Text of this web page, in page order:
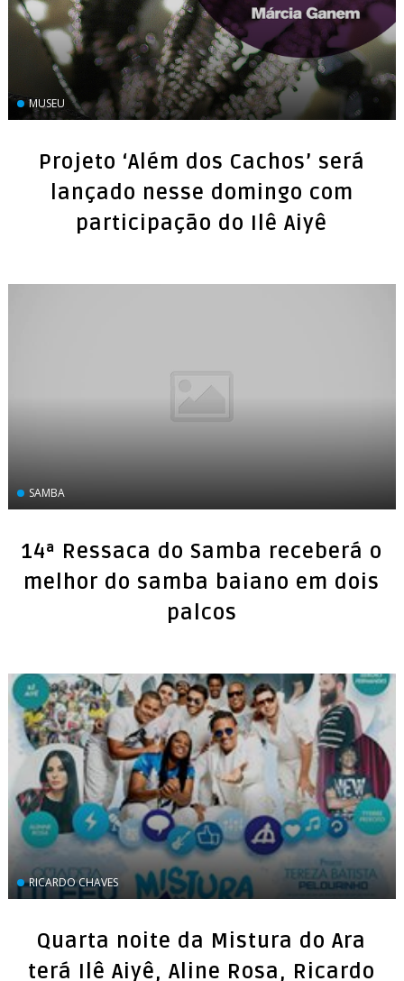
MUSEU
Projeto ‘Além dos Cachos’ será
lançado nesse domingo com
participação do Ilê Aiyê
SAMBA
14ª Ressaca do Samba receberá o
melhor do samba baiano em dois
palcos
RICARDO CHAVES
Quarta noite da Mistura do Ara
terá Ilê Aiyê, Aline Rosa, Ricardo